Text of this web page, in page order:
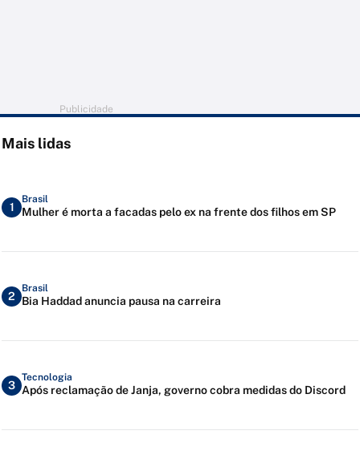
Publicidade
Mais lidas
1
Brasil
Mulher é morta a facadas pelo ex na frente dos filhos em SP
2
Brasil
Bia Haddad anuncia pausa na carreira
3
Tecnologia
Após reclamação de Janja, governo cobra medidas do Discord